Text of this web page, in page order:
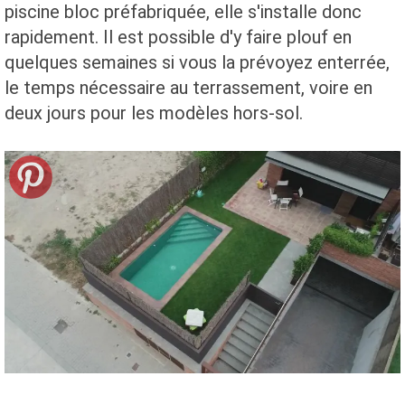
piscine bloc préfabriquée, elle s'installe donc
rapidement. Il est possible d'y faire plouf en
quelques semaines si vous la prévoyez enterrée,
le temps nécessaire au terrassement, voire en
deux jours pour les modèles hors-sol.